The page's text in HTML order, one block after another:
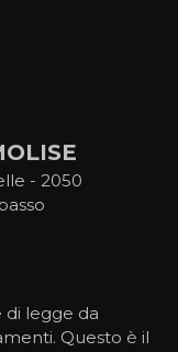
- 2050
legge da
Questo è il